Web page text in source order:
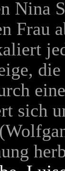
Nina
Frau
sich